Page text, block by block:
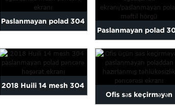
Paslanmayan polad 304
ağcaqanad...
Paslanmayan polad
təhlükəsizlik həşərat
milçək ağcaqanad...
2018 Huili 14 mesh 304
Ofis səs keçirməyən